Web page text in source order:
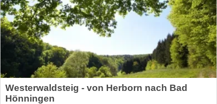
Westerwaldsteig - von Herborn nach Bad
Hönningen